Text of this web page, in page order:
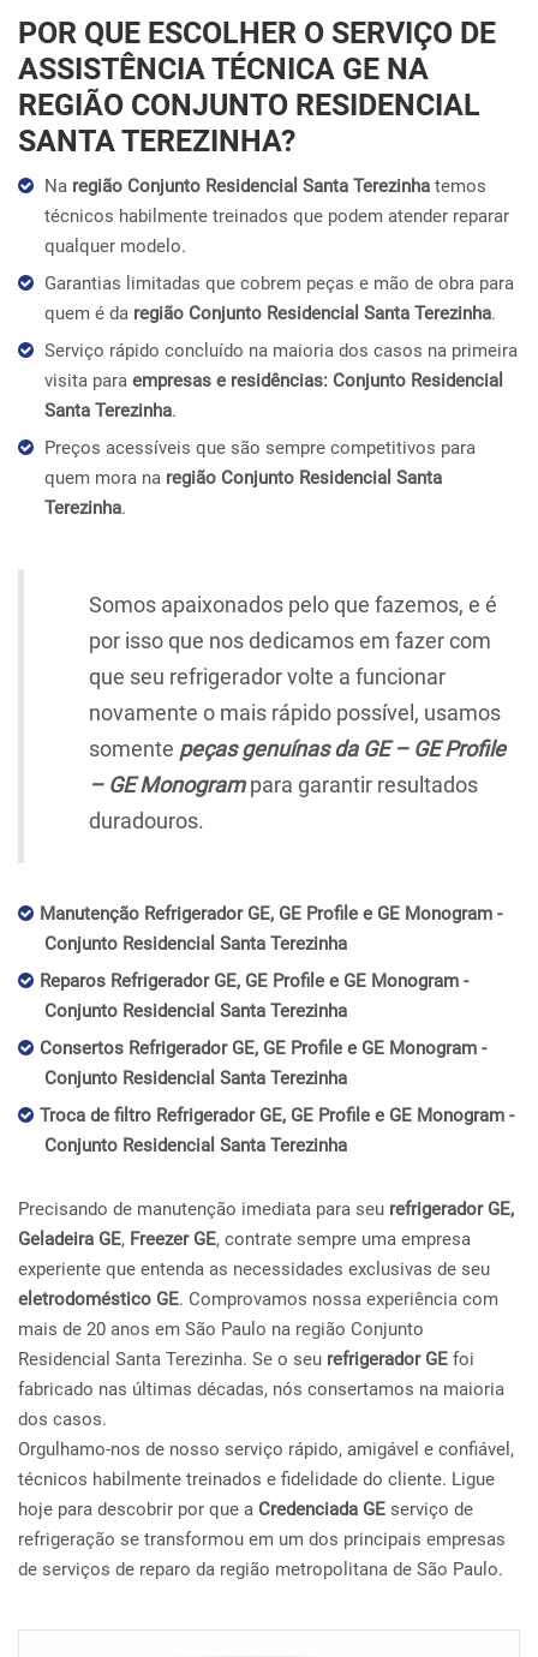
POR QUE ESCOLHER O SERVIÇO DE
ASSISTÊNCIA TÉCNICA GE NA
REGIÃO CONJUNTO RESIDENCIAL
SANTA TEREZINHA?
Na região Conjunto Residencial Santa Terezinha temos
técnicos habilmente treinados que podem atender reparar
qualquer modelo.
Garantias limitadas que cobrem peças e mão de obra para
quem é da região Conjunto Residencial Santa Terezinha.
Serviço rápido concluído na maioria dos casos na primeira
visita para empresas e residências: Conjunto Residencial
Santa Terezinha.
Preços acessíveis que são sempre competitivos para
quem mora na região Conjunto Residencial Santa
Terezinha.
Somos apaixonados pelo que fazemos, e é
por isso que nos dedicamos em fazer com
que seu refrigerador volte a funcionar
novamente o mais rápido possível, usamos
somente peças genuínas da GE – GE Profile
– GE Monogrampara garantir resultados
duradouros.
Manutenção Refrigerador GE, GE Profile e GE Monogram -
Conjunto Residencial Santa Terezinha
Reparos Refrigerador GE, GE Profile e GE Monogram -
Conjunto Residencial Santa Terezinha
Consertos Refrigerador GE, GE Profile e GE Monogram -
Conjunto Residencial Santa Terezinha
Troca de filtro Refrigerador GE, GE Profile e GE Monogram -
Conjunto Residencial Santa Terezinha
Precisando de manutenção imediata para seu refrigerador GE,
Geladeira GE, Freezer GE, contrate sempre uma empresa
experiente que entenda as necessidades exclusivas de seu
eletrodoméstico GE. Comprovamos nossa experiência com
mais de 20 anos em São Paulo na região Conjunto
Residencial Santa Terezinha. Se o seu refrigerador GE foi
fabricado nas últimas décadas, nós consertamos na maioria
dos casos.
Orgulhamo-nos de nosso serviço rápido, amigável e confiável,
técnicos habilmente treinados e fidelidade do cliente. Ligue
hoje para descobrir por que a Credenciada GE serviço de
refrigeração se transformou em um dos principais empresas
de serviços de reparo da região metropolitana de São Paulo.